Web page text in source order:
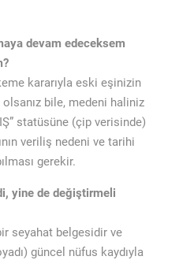
devam edeceksem
kararıyla eski eşinizin
olsanız bile, medeni haliniz
statüsüne (çip verisinde)
veriliş nedeni ve tarihi
gerekir.
yine de değiştirmeli
seyahat belgesidir ve
güncel nüfus kaydıyla